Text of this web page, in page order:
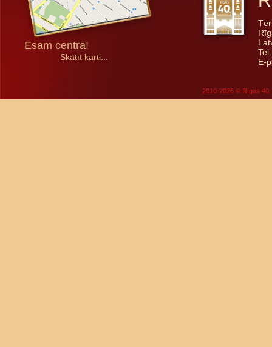
Esam centrā!
Skatīt karti...
E-
2010-2026 © Rīgas